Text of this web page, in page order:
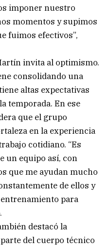
imponer nuestro
momentos y supimos
fuimos efectivos”,
invita al optimismo.
consolidando una
altas expectativas
temporada. En ese
que el grupo
en la experiencia
cotidiano. “Es
un equipo así, con
que me ayudan mucho
de ellos y
para
destacó la
del cuerpo técnico